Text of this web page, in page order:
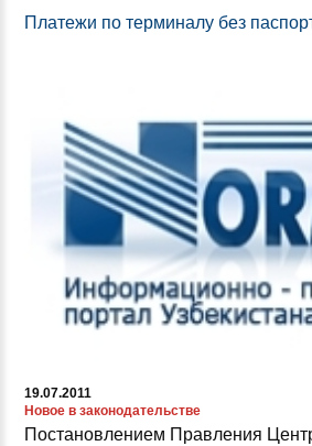
Платежи по терминалу без
19.07.2011
Новое в законодательстве
Постановлением Правления